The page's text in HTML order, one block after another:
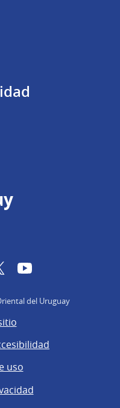
TwitterYouTube
del Uruguay
uso